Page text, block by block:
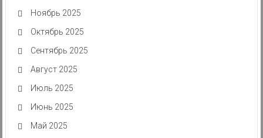
Ноябрь 2025
Октябрь 2025
Сентябрь 2025
Август 2025
Июль 2025
Июнь 2025
Май 2025